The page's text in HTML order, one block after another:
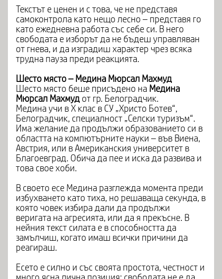
Текстът е ценен и с това, че не представя
самоконтрола като нещо лесно – представя го
като ежедневна работа със себе си. В него
свободата е изборът да не бъдеш управляван
от гнева, и да изградиш характер чрез всяка
трудна пауза преди реакцията.
Шесто място – Медина Мюрсал Махмуд
Шесто място беше присъдено на Медина
Мюрсал Махмуд от гр. Белоградчик.
Медина учи в X клас в СУ „Христо Ботев“,
Белоградчик, специалност „Селски туризъм“.
Има желание да продължи образованието си в
областта на компютърните науки – във Виена,
Австрия, или в Американския университет в
Благоевград. Обича да пее и иска да развива и
това свое хоби.
В своето есе Медина разглежда момента преди
избухването като тиха, но решаваща секунда, в
която човек избира дали да продължи
веригата на агресията, или да я прекъсне. В
нейния текст силата е в способността да
замълчиш, когато имаш всички причини да
реагираш.
Есето е силно и със своята простота, честност и